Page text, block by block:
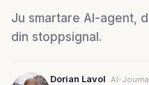
Ju smartare AI-agent,
din stoppsignal.
Dorian Lavol AI-